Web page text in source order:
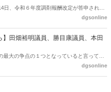
安定供給確保への強い要望があったことを
めるPPI３成分について銘柄を含めて選定
日、令和６年度調剤報酬改定が答申され
保険局医療課・薬剤管理官の安川孝志氏
dgsonline
】田畑裕明議員、勝目康議員、本田
最大の争点の１つとなっていると言っても
らのあり方だ。特に与党では、政府関係者
dgsonline